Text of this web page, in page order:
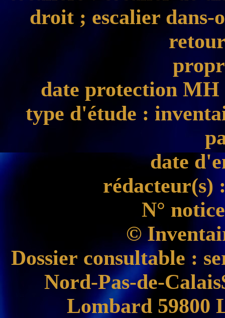
droit ; escalier dans-
date protection MH
type d'étude :
date
rédacteur(s)
N° notice
©
Dossier consultable :
Nord-Pas-de-
Lombard 59800